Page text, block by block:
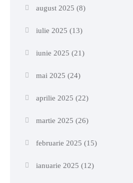
august 2025 (8)
iulie 2025 (13)
iunie 2025 (21)
mai 2025 (24)
aprilie 2025 (22)
martie 2025 (26)
februarie 2025 (15)
ianuarie 2025 (12)